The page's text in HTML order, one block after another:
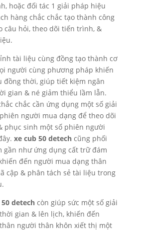
hoặc đối tác 1 giải pháp hiệu
hàng chắc chắc tạo thành công
câu hỏi, theo dõi tiến trình, &
tài liệu cùng đồng tạo thành cơ
người cùng phương pháp khiến
đồng thời, giúp tiết kiệm ngân
gian & né giảm thiểu lầm lẫn.
chắc cần ứng dụng một số giải
người mua dạng để theo dõi
phục sinh một số phiên người
xe cub 50 detechcũng phối
gần như ứng dụng cất trữ đám
đến người mua dạng thân
cập & phân tách sẻ tài liệu trong
detechcòn giúp sức một số giải
gian & lên lịch, khiến đến
người thân khôn xiết thị một